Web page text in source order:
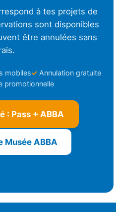
à tes projets de
sont disponibles
être annulées sans
mobiles
Annulation gratuite
promotionnelle
: Pass + ABBA
Musée ABBA